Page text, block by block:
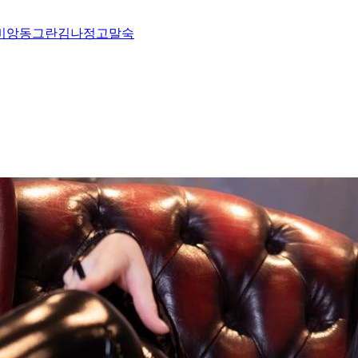
앙동그란김나정 고말숙